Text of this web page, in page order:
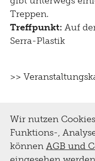
Treppen.
Treffpunkt: Auf
Serra-Plastik
>>
Wir nutzen
Funktions-,
können AGB und